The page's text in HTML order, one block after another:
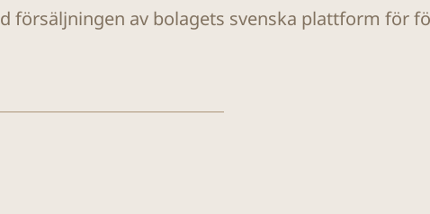
försäljningen av bolagets svenska plattform för